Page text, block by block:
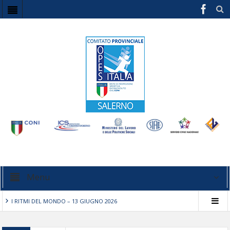
Menu
I RITMI DEL MONDO – 13 GIUGNO 2026